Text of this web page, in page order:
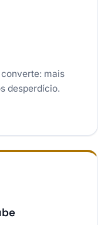
mais
desperdício.